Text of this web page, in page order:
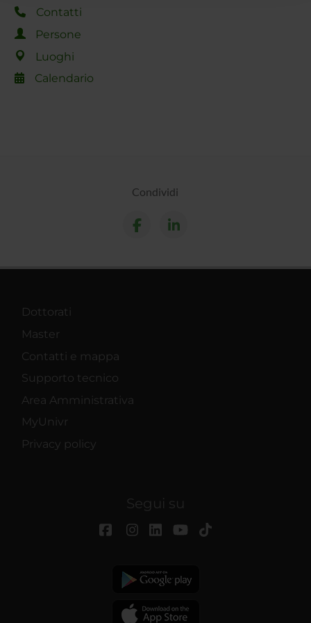
raccolto dal tuo utilizzo dei loro servizi.
Contatti
Persone
Luoghi
Calendario
Condividi
Dottorati
Master
Contatti e mappa
Supporto tecnico
Area Amministrativa
MyUnivr
Privacy policy
Segui su